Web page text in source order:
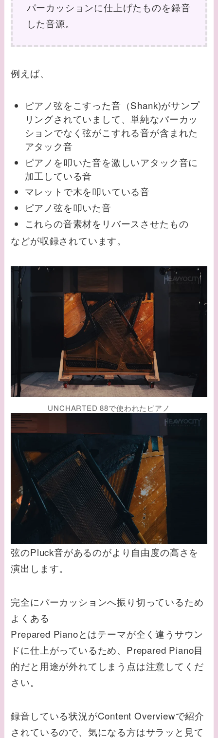
パーカッションに仕上げたものを録音
した音源。
例えば、
ピアノ弦をこすった音（Shank)がサンプ
リングされていまして、単純なパーカッ
ションでなく弦がこすれる音が含まれた
アタック音
ピアノを叩いた音を激しいアタック音に
加工している音
マレットで木を叩いている音
ピアノ弦を叩いた音
これらの音素材をリバースさせたもの
などが収録されています。
UNCHARTED 88で使われたピアノ
弦のPluck音があるのがより自由度の高さを
演出します。
完全にパーカッションへ振り切っているため
よくある
Prepared Pianoとはテーマが全く違うサウン
ドに仕上がっているため、Prepared Piano目
的だと用途が外れてしまう点は注意してくだ
さい。
録音している状況がContent Overviewで紹介
されているので、気になる方はサラッと見て